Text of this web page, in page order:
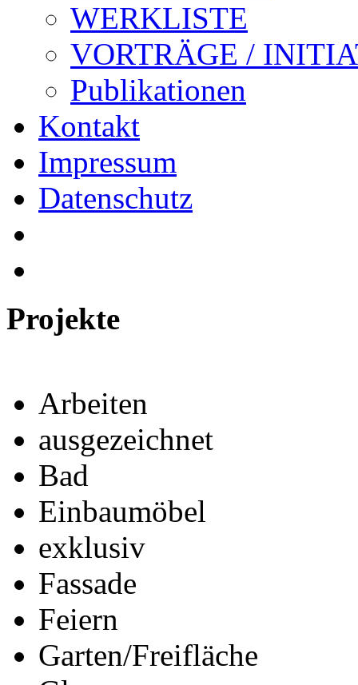
WERKLISTE
VORTRÄGE /
Publikationen
Kontakt
Impressum
Datenschutz
Projekte
Arbeiten
ausgezeichnet
Bad
Einbaumöbel
exklusiv
Fassade
Feiern
Garten/Freifläche